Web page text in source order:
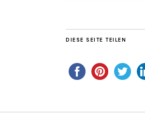
DIESE SEITE TEILEN